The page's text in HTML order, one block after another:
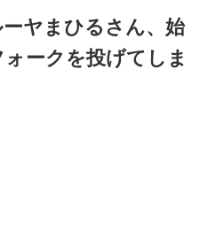
ーヤまひるさん、始
ークを投げてしま